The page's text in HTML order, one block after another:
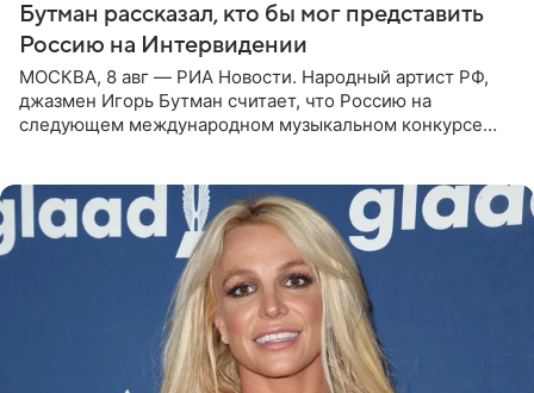
Бутман рассказал, кто бы мог представить
Россию на Интервидении
МОСКВА, 8 авг — РИА Новости. Народный артист РФ,
джазмен Игорь Бутман считает, что Россию на
следующем международном музыкальном конкурсе